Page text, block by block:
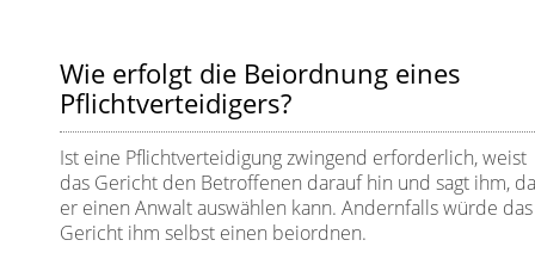
Wie erfolgt die Beiordnung eines
Pflichtverteidigers?
Ist eine Pflichtverteidigung zwingend erforderlich, weist
das Gericht den Betroffenen darauf hin und sagt ihm,
er einen Anwalt auswählen kann. Andernfalls würde das
Gericht ihm selbst einen beiordnen.